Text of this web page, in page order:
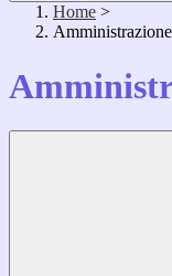
Home >